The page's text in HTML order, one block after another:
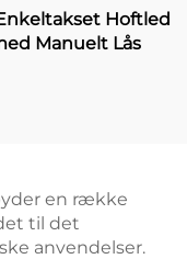
Hoftled
Manuelt Lås
en række
til det
anvendelser.